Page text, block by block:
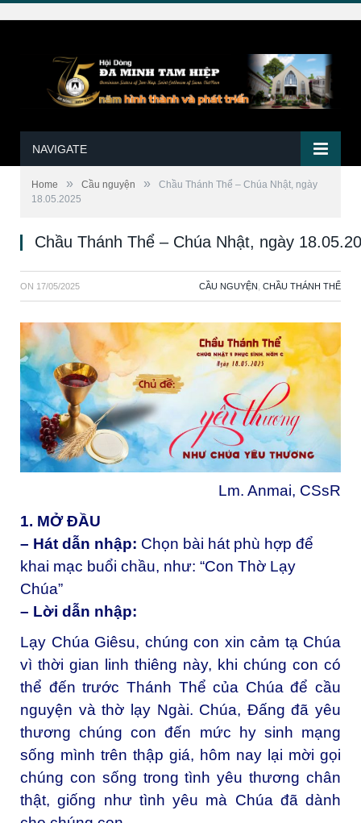
NAVIGATE
Home » Cầu nguyện »
Chầu Thánh Thể – Chúa Nhật, ngày
18.05.2025
Chầu Thánh Thể – Chúa Nhật, ngày
ON 17/05/2025 CẦU NGUYỆN CHẦU THÁNH THỂ
Lm. Anmai, CSsR
1. MỞ ĐẦU
– Hát dẫn nhập: Chọn bài hát phù hợp để
khai mạc buổi chầu, như: “Con Thờ Lạy
Chúa”
– Lời dẫn nhập:
Lạy Chúa Giêsu, chúng con xin cảm tạ Chúa
vì thời gian linh thiêng này, khi chúng con có
thể đến trước Thánh Thể của Chúa để cầu
nguyện và thờ lạy Ngài. Chúa, Đấng đã yêu
thương chúng con đến mức hy sinh mạng
sống mình trên thập giá, hôm nay lại mời gọi
chúng con sống trong tình yêu thương chân
thật, giống như tình yêu mà Chúa đã dành